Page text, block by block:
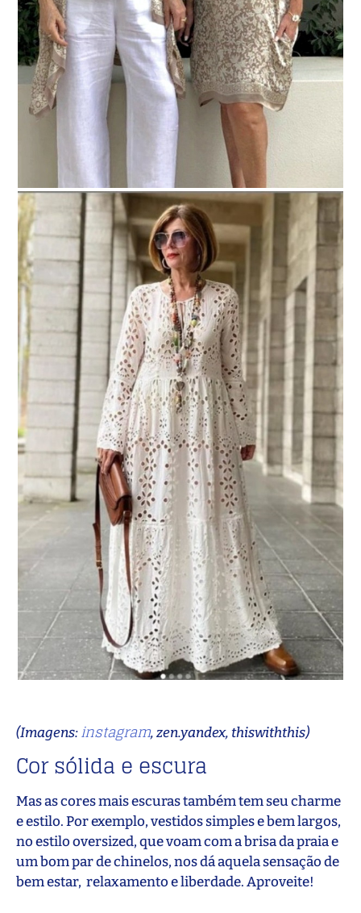
(Imagens:instagram, zen.yandex, thiswiththis)
Cor sólida e escura
Mas as cores mais escuras também tem seu charme
e estilo. Por exemplo, vestidos simples e bem largos,
no estilo oversized, que voam com a brisa da praia e
um bom par de chinelos, nos dá aquela sensação de
bem estar, relaxamento e liberdade. Aproveite!